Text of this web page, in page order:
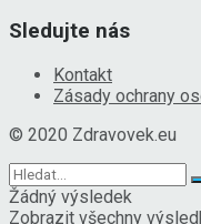
Sledujte nás
Kontakt
Zásady ochrany
© 2020 Zdravovek.eu
Žádný výsledek
Zobrazit všechny